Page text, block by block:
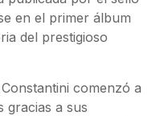
en el primer álbum
del prestigioso
comenzó a
gracias a sus